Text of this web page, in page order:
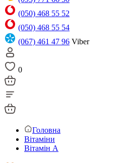
(050) 468 55 52
(050) 468 55 54
(067) 461 47 96 Viber
0
Головна
Вітаміни
Вітамін А